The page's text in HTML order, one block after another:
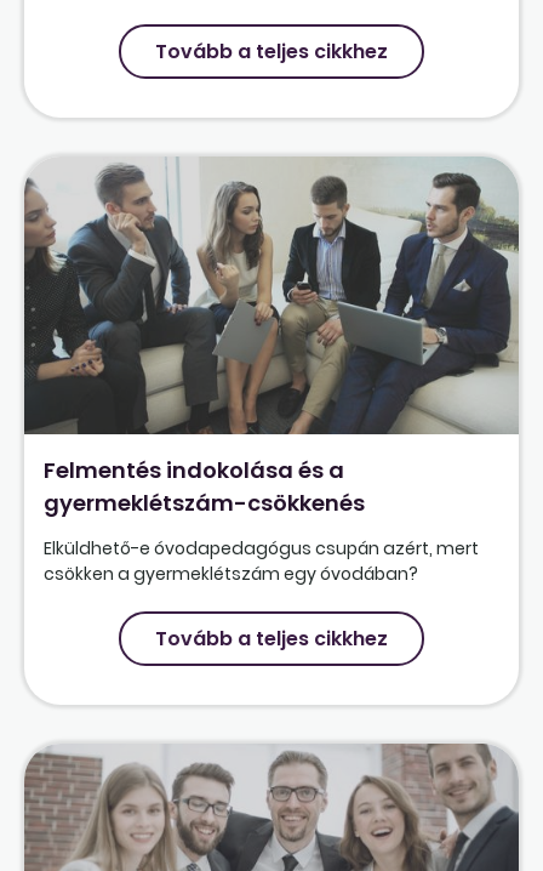
Tovább a teljes cikkhez
Felmentés indokolása és a
gyermeklétszám-csökkenés
Elküldhető-e óvodapedagógus csupán azért, mert
csökken a gyermeklétszám egy óvodában?
Tovább a teljes cikkhez